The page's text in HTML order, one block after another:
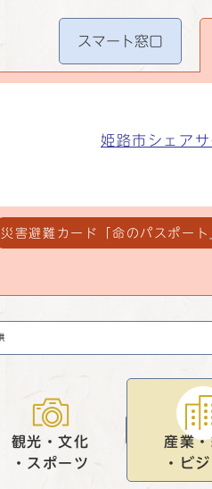
スマート窓口
姫路市シェア
災害避難カード「命のパスポート
観光・文化
・スポーツ
産業
・ビ